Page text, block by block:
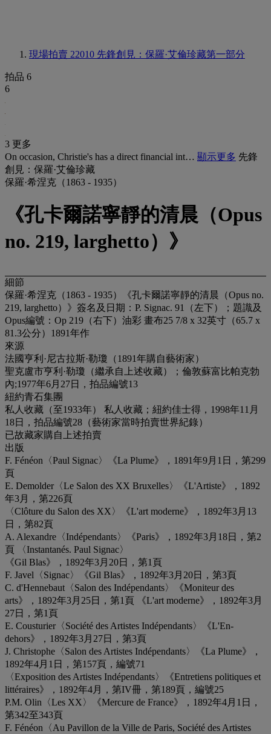
現場拍賣 22010 先鋒創見：保羅·艾倫珍藏第一部分
拍品 6
6
3 更多
On occasion, Christie's has a direct financial int… 顯示更多 先鋒
創見：保羅·艾倫珍藏
保羅·希涅克（1863 - 1935）
《孔卡爾諾寧靜的清晨（Opus
no. 219, larghetto）》
細節
保羅·希涅克（1863 - 1935）《孔卡爾諾寧靜的清晨（Opus no.
219, larghetto）》簽名及日期：P. Signac. 91（左下）；題識及
Opus編號：Op 219（右下）油彩 畫布25 7/8 x 32英寸（65.7 x
81.3公分）1891年作
來源
法國亨利·尼古拉斯·勒瓊（1891年購自藝術家）
聖克盧市亨利·勒瓊（繼承自上述收藏）；倫敦蘇富比帕克勃
內;1977年6月27日，拍品編號13
紐約青石集團
私人收藏（至1933年） 私人收藏；紐約佳士得，1998年11月
18日，拍品編號28（藝術家當時拍賣世界紀錄）
已故藏家購自上述拍賣
出版
F. Fénéon〈Paul Signac〉《La Plume》，1891年9月1日，第299
頁
E. Demolder〈Le Salon des XX Bruxelles〉《L'Artiste》，1892
年3月，第226頁
〈Clôture du Salon des XX〉《L'art moderne》，1892年3月13
日，第82頁
A. Alexandre〈Indépendants〉《Paris》，1892年3月18日，第2
頁 〈Instantanés. Paul Signac〉
《Gil Blas》，1892年3月20日，第1頁
F. Javel〈Signac〉《Gil Blas》，1892年3月20日，第3頁
C. d'Hennebaut〈Salon des Indépendants〉《Moniteur des
arts》，1892年3月25日，第1頁 《L'art moderne》，1892年3月
27日，第1頁
E. Cousturier〈Société des Artistes Indépendants〉《L'En-
dehors》，1892年3月27日，第3頁
J. Christophe〈Salon des Artistes Indépendants〉《La Plume》，
1892年4月1日，第157頁，編號71
〈Exposition des Artistes Indépendants〉《Entretiens politiques et
littéraires》，1892年4月，第IV冊，第189頁，編號25
P.M. Olin〈Les XX〉《Mercure de France》，1892年4月1日，
第342至343頁
F. Fénéon〈Au Pavillon de la Ville de Paris, Société des Artistes